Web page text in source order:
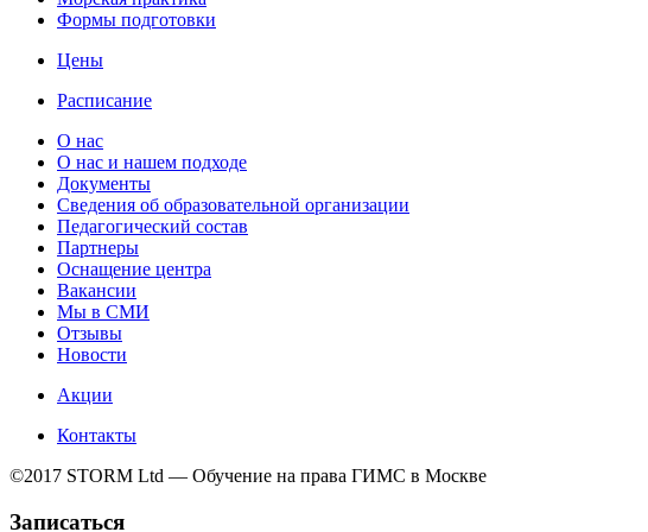
Формы подготовки
Цены
Расписание
О нас
О нас и нашем подходе
Документы
Сведения об образовательной организации
Педагогический состав
Партнеры
Оснащение центра
Вакансии
Мы в СМИ
Отзывы
Новости
Акции
Контакты
©2017 STORM Ltd — Обучение на права ГИМС в Москве
Записаться